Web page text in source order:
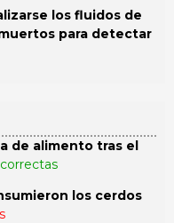
los fluidos de
para detectar
de alimento tras el
los cerdos